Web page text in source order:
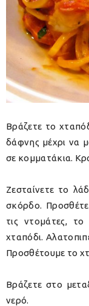
Βράζετε το
δάφνης μέχρι να
σε κομματάκια.
Ζεσταίνετε το
σκόρδο.
τις ντομάτες,
χταπόδι.
Προσθέτουμε το
Βράζετε στο
νερό.